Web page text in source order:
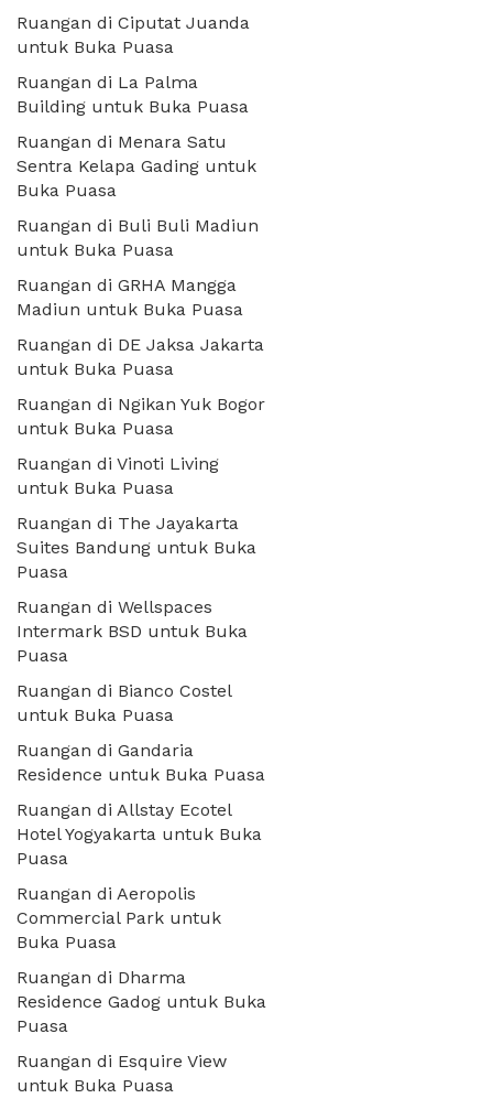
Ruangan di Ciputat Juanda
untuk Buka Puasa
Ruangan di La Palma
Building untuk Buka Puasa
Ruangan di Menara Satu
Sentra Kelapa Gading untuk
Buka Puasa
Ruangan di Buli Buli Madiun
untuk Buka Puasa
Ruangan di GRHA Mangga
Madiun untuk Buka Puasa
Ruangan di DE Jaksa Jakarta
untuk Buka Puasa
Ruangan di Ngikan Yuk Bogor
untuk Buka Puasa
Ruangan di Vinoti Living
untuk Buka Puasa
Ruangan di The Jayakarta
Suites Bandung untuk Buka
Puasa
Ruangan di Wellspaces
Intermark BSD untuk Buka
Puasa
Ruangan di Bianco Costel
untuk Buka Puasa
Ruangan di Gandaria
Residence untuk Buka Puasa
Ruangan di Allstay Ecotel
Hotel Yogyakarta untuk Buka
Puasa
Ruangan di Aeropolis
Commercial Park untuk
Buka Puasa
Ruangan di Dharma
Residence Gadog untuk Buka
Puasa
Ruangan di Esquire View
untuk Buka Puasa